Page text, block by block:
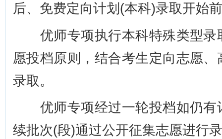
后、免费定向计划(本科)录取开始
优师专项执行本科特殊类型录
愿投档原则，结合考生定向志愿
录取。
优师专项经过一轮投档如仍有
续批次(段)通过公开征集志愿进行